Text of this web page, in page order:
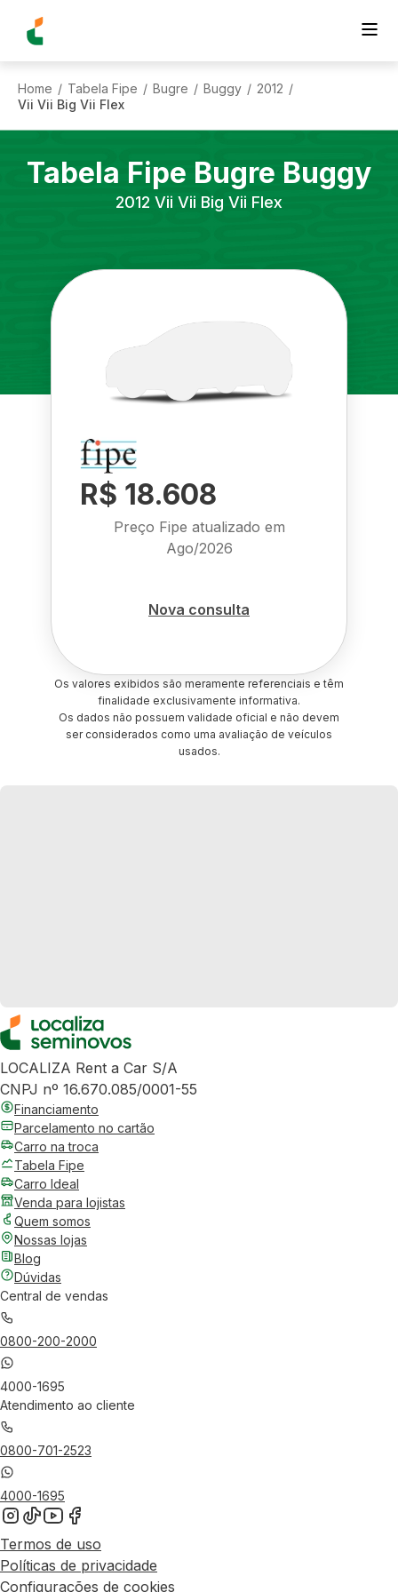
Home / Tabela Fipe / Bugre / Buggy / 2012 /
Vii Vii Big Vii Flex
Tabela Fipe Bugre Buggy
2012 Vii Vii Big Vii Flex
R$ 18.608
Preço Fipe atualizado em
Ago/2026
Nova consulta
Os valores exibidos são meramente referenciais e têm
finalidade exclusivamente informativa.
Os dados não possuem validade oficial e não devem
ser considerados como uma avaliação de veículos
usados.
LOCALIZA Rent a Car S/A
CNPJ nº 16.670.085/0001-55
Financiamento
Parcelamento no cartão
Carro na troca
Tabela Fipe
Carro Ideal
Venda para lojistas
Quem somos
Nossas lojas
Blog
Dúvidas
Central de vendas
0800-200-2000
4000-1695
Atendimento ao cliente
0800-701-2523
4000-1695
Termos de uso
Políticas de privacidade
Configurações de cookies